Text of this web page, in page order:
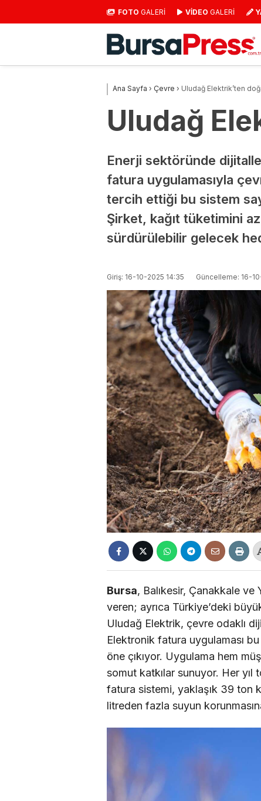
FOTO GALERİ VİDEO GALERİ
Ana Sayfa › Çevre › Uludağ Elektrik’ten
Uludağ
Enerji sektöründe
fatura uygulamasıyla
tercih ettiği bu sistem
Şirket, kağıt tüketimini
sürdürülebilir gelecek
Giriş: 16-10-2025 14:35 Güncelleme: 16-
Bursa, Balıkesir, Çanakkale
veren; ayrıca Türkiye’deki
Uludağ Elektrik, çevre odaklı
Elektronik fatura uygulaması
öne çıkıyor. Uygulama hem
somut katkılar sunuyor. Her
fatura sistemi, yaklaşık 39 ton
litreden fazla suyun